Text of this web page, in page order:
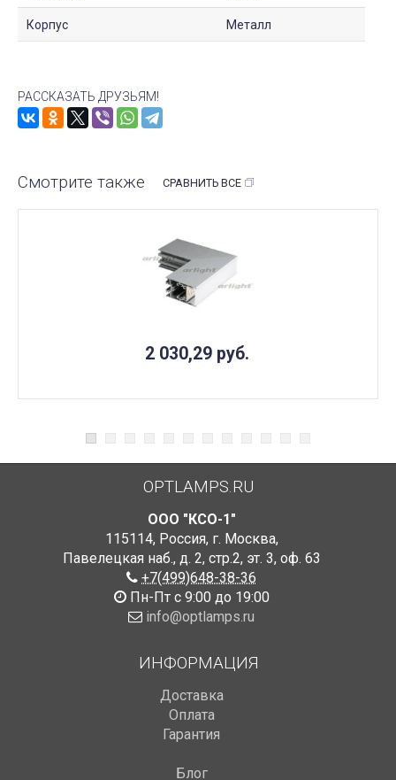
Корпус Металл
РАССКАЗАТЬ ДРУЗЬЯМ!
Смотрите также СРАВНИТЬ ВСЕ
2 030,29 руб.
OPTLAMPS.RU
ООО "КСО-1"
115114, Россия, г. Москва,
Павелецкая наб., д. 2, стр.2, эт. 3, оф. 63
+7(499)648-38-36
Пн-Пт с 9:00 до 19:00
info@optlamps.ru
ИНФОРМАЦИЯ
Доставка
Оплата
Гарантия
Блог